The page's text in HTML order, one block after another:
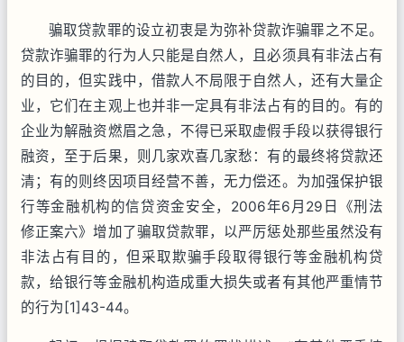
骗取贷款罪的设立初衷是为弥补贷款诈骗罪之不足。
贷款诈骗罪的行为人只能是自然人，且必须具有非法占有
的目的，但实践中，借款人不局限于自然人，还有大量企
业，它们在主观上也并非一定具有非法占有的目的。有的
企业为解融资燃眉之急，不得已采取虚假手段以获得银行
融资，至于后果，则几家欢喜几家愁：有的最终将贷款还
清；有的则终因项目经营不善，无力偿还。为加强保护银
行等金融机构的信贷资金安全，2006年6月29日《刑法
修正案六》增加了骗取贷款罪，以严厉惩处那些虽然没有
非法占有目的，但采取欺骗手段取得银行等金融机构贷
款，给银行等金融机构造成重大损失或者有其他严重情节
的行为[1]43-44。